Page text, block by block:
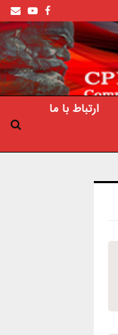
Facebook
ارتباط با ما